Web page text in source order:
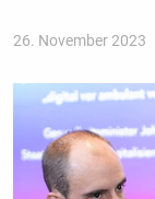
26. November 2023